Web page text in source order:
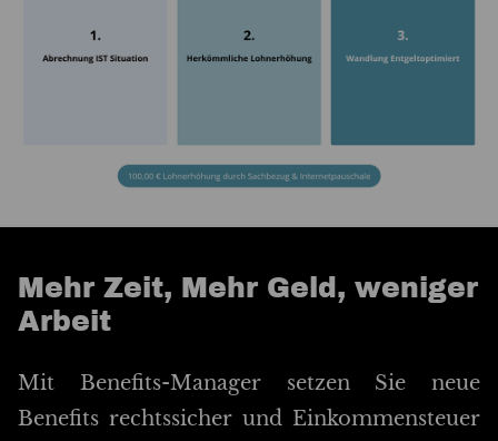
Mehr Zeit, Mehr Geld, weniger
Arbeit
Mit Benefits-Manager setzen Sie neue
Benefits rechtssicher und Einkommensteuer